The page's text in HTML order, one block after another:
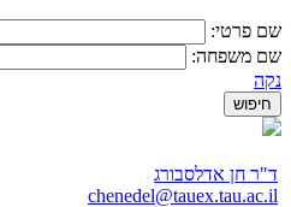
שם פרטי:
שם משפחה:
נקה
ד"ר חן אדלסבורג
chenedel@tauex.tau.ac.il